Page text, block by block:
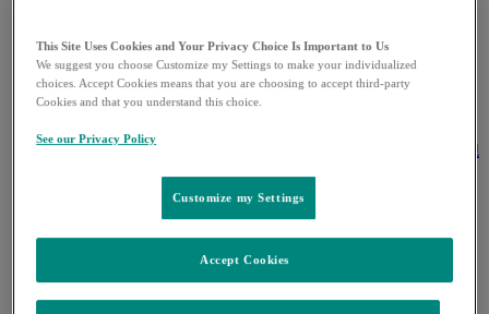
キイトルーダ®（子宮頸癌）
キイトルーダ®（悪性黒色腫）
キイトルーダ®（古典的ホジキンリンパ
キイトルーダ®（原発性縦隔大細胞型B細胞
リンパ腫（PMBCL））
キイトルーダ®（MSI-High固形癌）
キイトルーダ®（MSI-High結腸・直腸癌）
キイトルーダ®（TMB-High固形癌）
キャップバックス®
キュビシン®
This Site Uses Cookies and Your Privacy Choice Is Important to Us
We suggest you choose Customize my Settings to make your individualized
choices. Accept Cookies means that you are choosing to accept third-party
Cookies and that you understand this choice.
See our Privacy Policy
Customize my Settings
Accept Cookies